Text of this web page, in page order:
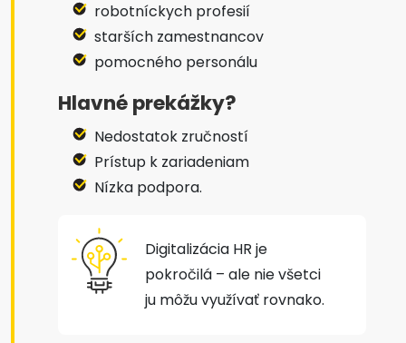
robotníckych profesií
starších zamestnancov
pomocného personálu
Hlavné prekážky?
Nedostatok zručností
Prístup k zariadeniam
Nízka podpora.
Digitalizácia HR je
pokročilá – ale nie všetci
ju môžu využívať rovnako.